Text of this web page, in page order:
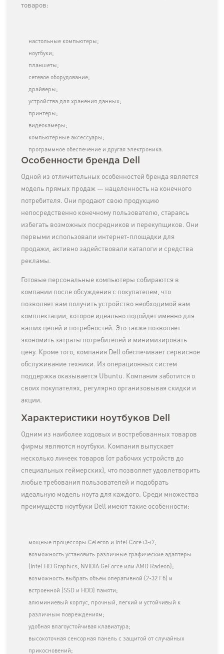
товаров:
настольные компьютеры;
ноутбуки;
планшеты;
сетевое оборудование;
драйверы;
устройства для хранения данных;
принтеры;
видеокамеры;
компьютерные аксессуары;
программное обеспечение и другая электроника.
Особенности бренда Dell
Одной из отличительных особенностей бренда является
модель прямых продаж — нацеленность на конечного
потребителя. Они продают свою продукцию
непосредственно конечному пользователю, стараясь
избегать возможных посредников и перекупщиков. Они
первыми использовали интернет-площадки для
продажи, активно задействовали каталоги и средства
рекламы.
Готовые персональные компьютеры собираются в
компании после обсуждения с покупателем, что
позволяет вам получить устройство необходимой вам
комплектации, которое идеально подойдет именно для
ваших целей и потребностей. Это также позволяет
экономить затраты потребителей и минимизировать
цену. Кроме того, компания Dell обеспечивает сервисное
обслуживание техники. Из операционных систем
поддержка оказывается Ubuntu. Компания заботится о
своих покупателях, регулярно организовывая скидки и
акции.
Характеристики ноутбуков Dell
Одним из наиболее ходовых и востребованных товаров
фирмы являются ноутбуки. Компания выпускает
несколько линеек товаров (от рабочих устройств до
специальных геймерских), что позволяет удовлетворить
любые требования пользователей и подобрать
идеальную модель ноута для каждого. Среди множества
преимуществ ноутбуки Dell имеют такие особенности:
мощные процессоры Celeron и Intel Core i3-i7;
возможность установить различные графические адаптеры
(Intel HD Graphics, NVIDIA GeForce или AMD Radeon);
возможность выбрать объем оперативной (2-32 Гб) и
встроенной (SSD и HDD) памяти;
алюминиевый корпус, прочный, легкий и устойчивый к
различным повреждениям;
удобная влагоустойчивая клавиатура;
высокоточная сенсорная панель с защитой от случайных
прикосновений;